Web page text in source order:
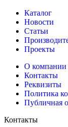
Каталог
Новости
Статьи
Проекты
О компании
Контакты
Реквизиты
Политика
Публичная
Контакты